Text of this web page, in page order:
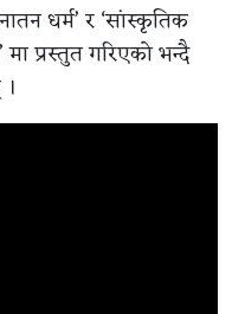
धर्म’ र ‘सांस्कृतिक
मा प्रस्तुत गरिएको भन्दै